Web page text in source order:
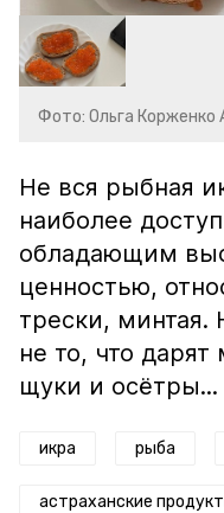
Фото: Ольга Корженко
Не вся рыбная
наиболее
обладающим
ценностью,
трески, минтая.
не то, что дарят
щуки и осётры...
икра рыба
астраханские